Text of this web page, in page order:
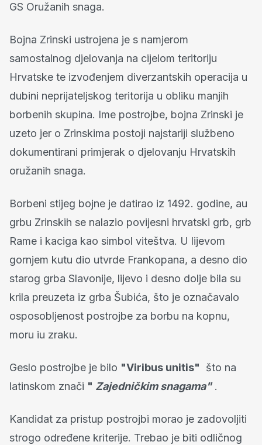
GS Oružanih snaga.
Bojna Zrinski ustrojena je s namjerom
samostalnog djelovanja na cijelom teritoriju
Hrvatske te izvođenjem diverzantskih operacija u
dubini neprijateljskog teritorija u obliku manjih
borbenih skupina. Ime postrojbe, bojna Zrinski je
uzeto jer o Zrinskima postoji najstariji službeno
dokumentirani primjerak o djelovanju Hrvatskih
oružanih snaga.
Borbeni stijeg bojne je datirao iz 1492. godine, au
grbu Zrinskih se nalazio povijesni hrvatski grb, grb
Rame i kaciga kao simbol viteštva. U lijevom
gornjem kutu dio utvrde Frankopana, a desno dio
starog grba Slavonije, lijevo i desno dolje bila su
krila preuzeta iz grba Šubića, što je označavalo
osposobljenost postrojbe za borbu na kopnu,
moru iu zraku.
Geslo postrojbe je bilo "Viribus unitis" što na
latinskom znači " Zajedničkim snagama".
Kandidat za pristup postrojbi morao je zadovoljiti
strogo određene kriterije. Trebao je biti odličnog